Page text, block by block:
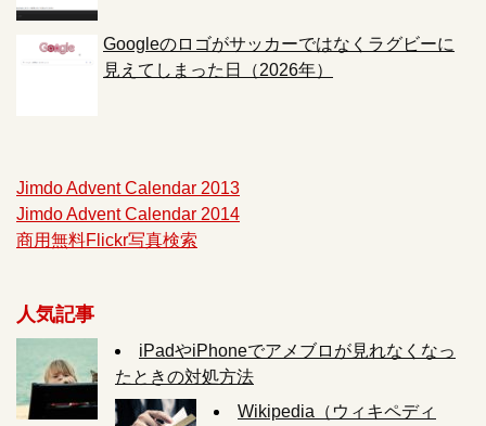
Googleのロゴがサッカーではなくラグビーに
見えてしまった日（2026年）
Jimdo Advent Calendar 2013
Jimdo Advent Calendar 2014
商用無料Flickr写真検索
人気記事
iPadやiPhoneでアメブロが見れなくなっ
たときの対処方法
Wikipedia（ウィキペディ